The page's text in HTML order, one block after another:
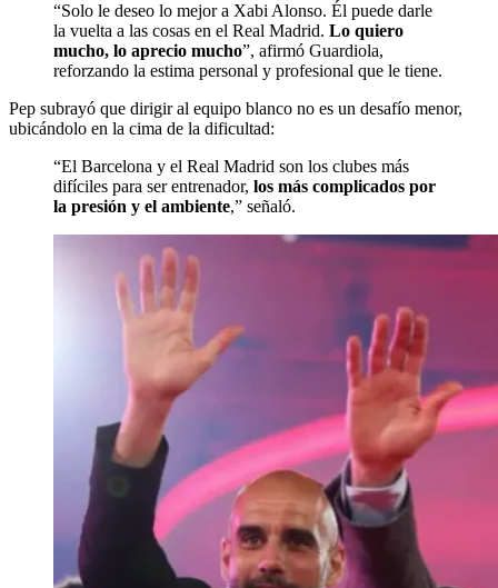
“Solo le deseo lo mejor a Xabi Alonso. Él puede darle
la vuelta a las cosas en el Real Madrid. Lo quiero
mucho, lo aprecio mucho”, afirmó Guardiola,
reforzando la estima personal y profesional que le tiene.
Pep subrayó que dirigir al equipo blanco no es un desafío menor,
ubicándolo en la cima de la dificultad:
“El Barcelona y el Real Madrid son los clubes más
difíciles para ser entrenador, los más complicados por
la presión y el ambiente,” señaló.